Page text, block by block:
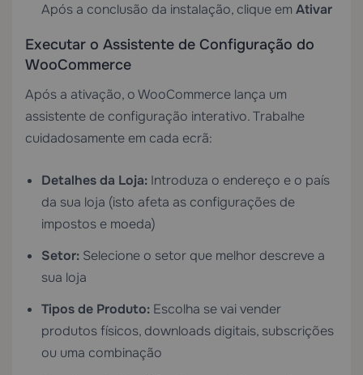
Após a conclusão da instalação, clique em Ativar
Executar o Assistente de Configuração do
WooCommerce
Após a ativação, o WooCommerce lança um
assistente de configuração interativo. Trabalhe
cuidadosamente em cada ecrã:
Detalhes da Loja: Introduza o endereço e o país
da sua loja (isto afeta as configurações de
impostos e moeda)
Setor: Selecione o setor que melhor descreve a
sua loja
Tipos de Produto: Escolha se vai vender
produtos físicos, downloads digitais, subscrições
ou uma combinação